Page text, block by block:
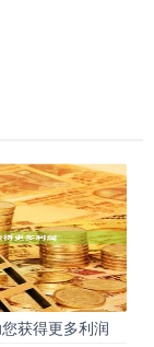
获得更多利润